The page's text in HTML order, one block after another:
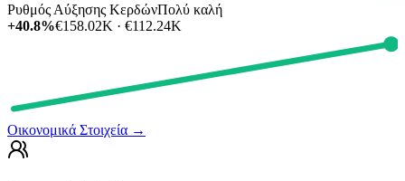
Ρυθμός Αύξησης ΚερδώνΠολύ καλή
+40.8%€158.02K · €112.24K
Οικονομικά Στοιχεία →